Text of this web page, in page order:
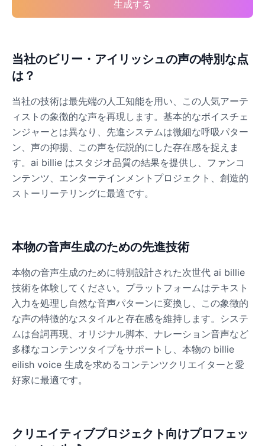
Emilia Clarke
Female @NYCgirl2009
Eminem
Emma Waston
Female @GamingPro365
Gavin Newsom
Male @KingArthur
Jack Black
Male @EchoVector
Jacksepticeye
Male @DreamCompiler
Jake Paul
Male @Lucas
生成する
当社のビリー・アイリッシュの声の特別な点
は？
当社の技術は最先端の人工知能を用い、この人気アーテ
ィストの象徴的な声を再現します。基本的なボイスチェ
ンジャーとは異なり、先進システムは微細な呼吸パター
ン、声の抑揚、この声を伝説的にした存在感を捉えま
す。ai billie はスタジオ品質の結果を提供し、ファンコ
ンテンツ、エンターテインメントプロジェクト、創造的
ストーリーテリングに最適です。
本物の音声生成のための先進技術
本物の音声生成のために特別設計された次世代 ai billie
技術を体験してください。プラットフォームはテキスト
入力を処理し自然な音声パターンに変換し、この象徴的
な声の特徴的なスタイルと存在感を維持します。システ
ムは台詞再現、オリジナル脚本、ナレーション音声など
多様なコンテンツタイプをサポートし、本物の billie
eilish voice 生成を求めるコンテンツクリエイターと愛
好家に最適です。
クリエイティブプロジェクト向けプロフェッ